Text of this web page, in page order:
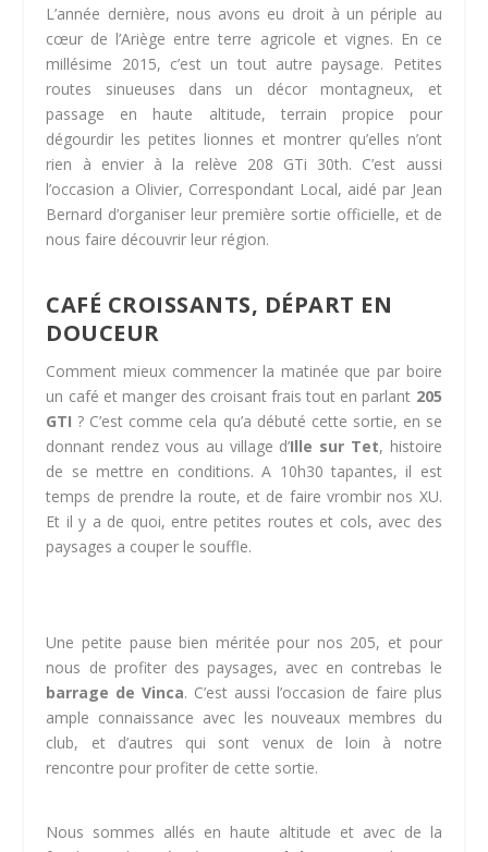
L’année dernière, nous avons eu droit à un périple au
cœur de l’Ariège entre terre agricole et vignes. En ce
millésime 2015, c’est un tout autre paysage. Petites
routes sinueuses dans un décor montagneux, et
passage en haute altitude, terrain propice pour
dégourdir les petites lionnes et montrer qu’elles n’ont
rien à envier à la relève 208 GTi 30th. C’est aussi
l’occasion a Olivier, Correspondant Local, aidé par Jean
Bernard d’organiser leur première sortie officielle, et de
nous faire découvrir leur région.
CAFÉ CROISSANTS, DÉPART EN
DOUCEUR
Comment mieux commencer la matinée que par boire
un café et manger des croisant frais tout en parlant 205
GTI ? C’est comme cela qu’a débuté cette sortie, en se
donnant rendez vous au village d’Ille sur Tet, histoire
de se mettre en conditions. A 10h30 tapantes, il est
temps de prendre la route, et de faire vrombir nos XU.
Et il y a de quoi, entre petites routes et cols, avec des
paysages a couper le souffle.
Une petite pause bien méritée pour nos 205, et pour
nous de profiter des paysages, avec en contrebas le
barrage de Vinca. C’est aussi l’occasion de faire plus
ample connaissance avec les nouveaux membres du
club, et d’autres qui sont venux de loin à notre
rencontre pour profiter de cette sortie.
Nous sommes allés en haute altitude et avec de la